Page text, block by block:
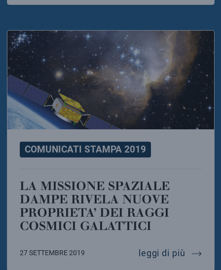
COMUNICATI STAMPA 2019
LA MISSIONE SPAZIALE
DAMPE RIVELA NUOVE
PROPRIETA’ DEI RAGGI
COSMICI GALATTICI
27 SETTEMBRE 2019 leggi di più la